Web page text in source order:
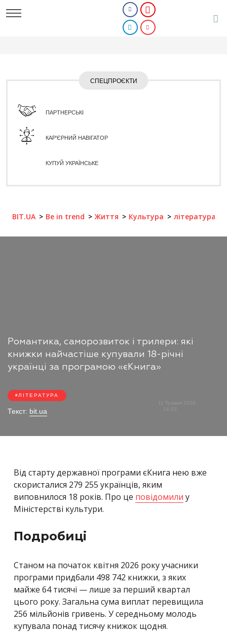
СПЕЦПРОЄКТИ
ПАРТНЕРСЬКІ
КАР'ЄРНИЙ НАВІГАТОР
КУПУЙ УКРАЇНСЬКЕ
BIT.UA Be in trend Життя Культура література
Романтика, саморозвиток і трилери: які
книжки найчастіше купували 18-річні
українці за програмою «єКнига»
ЛІТЕРАТУРА
Текст: bit.ua
Від старту державної програми єКнига нею вже
скористалися 279 255 українців, яким
виповнилося 18 років. Про це повідомили у
Міністерстві культури.
Подробиці
Станом на початок квітня 2026 року учасники
програми придбали 498 742 книжки, з яких
майже 64 тисячі — лише за перший квартал
цього року. Загальна сума виплат перевищила
256 мільйонів гривень. У середньому молодь
купувала понад тисячу книжок щодня.